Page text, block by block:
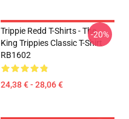
Trippie Redd T-Shirts - The
King Trippies Classic T-Shirt
RB1602
24,38 € - 28,06 €
-20%